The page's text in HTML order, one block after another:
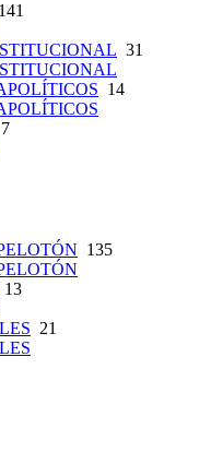
31
14
7
135
13
21